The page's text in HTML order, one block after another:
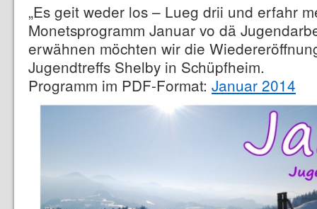
„Es geit weder los – Lueg drii und erfahr
Monetsprogramm Januar vo dä
erwähnen möchten wir die
Jugendtreffs Shelby in Schüpfheim.
Programm im PDF-Format: Januar 2014